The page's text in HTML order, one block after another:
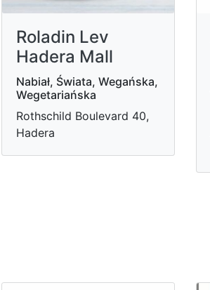
Roladin Lev
Hadera Mall
Nabiał, Świata, Wegańska,
Wegetariańska
Rothschild Boulevard 40,
Hadera